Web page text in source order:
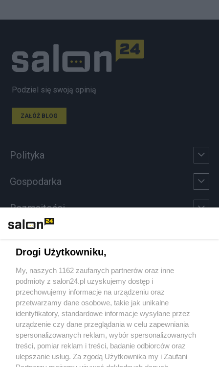
Podziel się swoją opinią
ZAŁÓŻ BLOG
Polityka
Gospodarka
Rozmaitości
Sport
Społeczeństwo
Kultura
X Facebook Instagram Youtube
Drogi Użytkowniku,
My, naszych 1162 zaufanych partnerów oraz inne
podmioty z salon24.pl uzyskujemy dostęp i
przechowujemy informacje na urządzeniu oraz
przetwarzamy dane osobowe, takie jak unikalne
identyfikatory, standardowe informacje wysyłane przez
urządzenie czy dane przeglądania w celu zapewniania
spersonalizowanych reklam, wybór spersonalizowanych
treści, pomiar reklam i treści, badanie odbiorców oraz
ulepszanie usług. Za zgodą Użytkownika my i Zaufani